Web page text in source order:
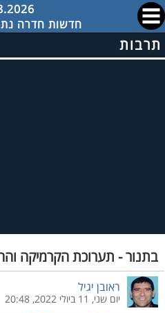
חדשות חדרה
תרבות
בתנור - תערוכת הקרמיקה
ראובן יגיל
יום שני, 11 ביולי 2022, 20:48